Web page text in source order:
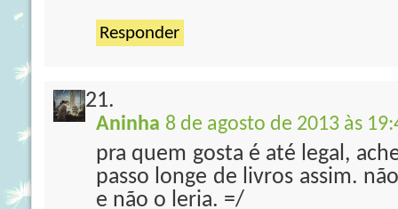
Responder
Aninha 8 de agosto de 2013 às
pra quem gosta é até legal,
passo longe de livros assim.
e não o leria. =/